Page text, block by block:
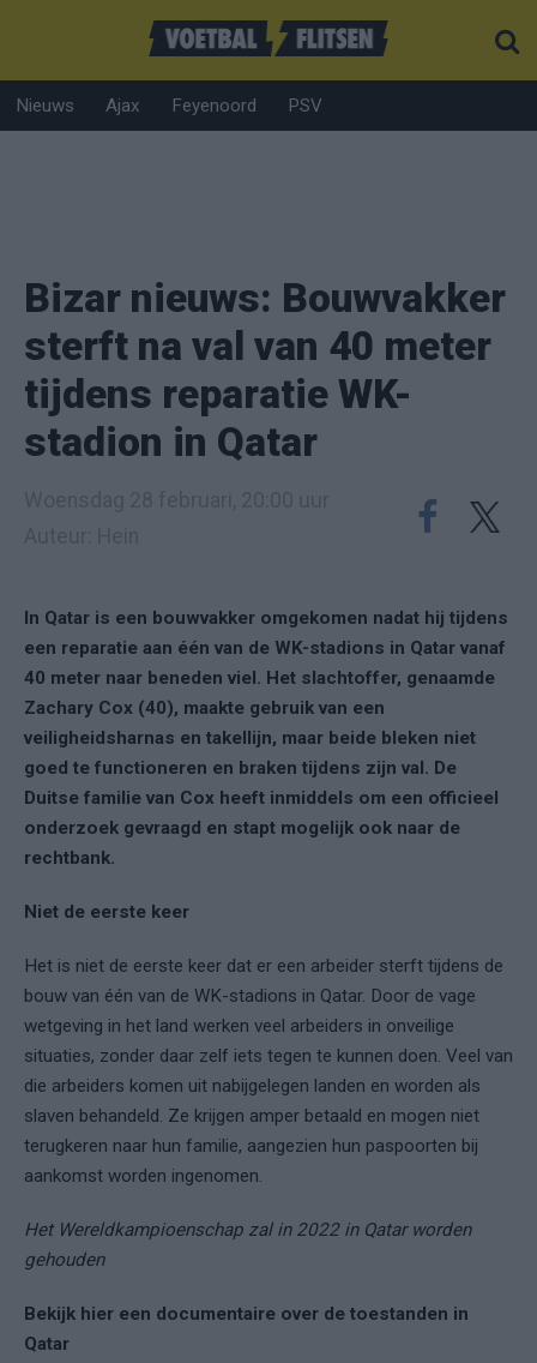
Nieuws Ajax Feyenoord PSV
Bizar nieuws: Bouwvakker
sterft na val van 40 meter
tijdens reparatie WK-
stadion in Qatar
In Qatar is een bouwvakker omgekomen nadat hij tijdens
een reparatie aan één van de WK-stadions in Qatar vanaf
40 meter naar beneden viel. Het slachtoffer, genaamde
Zachary Cox (40), maakte gebruik van een
veiligheidsharnas en takellijn, maar beide bleken niet
goed te functioneren en braken tijdens zijn val. De
Duitse familie van Cox heeft inmiddels om een officieel
onderzoek gevraagd en stapt mogelijk ook naar de
rechtbank.
Niet de eerste keer
Het is niet de eerste keer dat er een arbeider sterft tijdens de
bouw van één van de WK-stadions in Qatar. Door de vage
wetgeving in het land werken veel arbeiders in onveilige
situaties, zonder daar zelf iets tegen te kunnen doen. Veel van
die arbeiders komen uit nabijgelegen landen en worden als
slaven behandeld. Ze krijgen amper betaald en mogen niet
terugkeren naar hun familie, aangezien hun paspoorten bij
aankomst worden ingenomen.
Het Wereldkampioenschap zal in 2022 in Qatar worden
gehouden
Bekijk hier een documentaire over de toestanden in
Qatar